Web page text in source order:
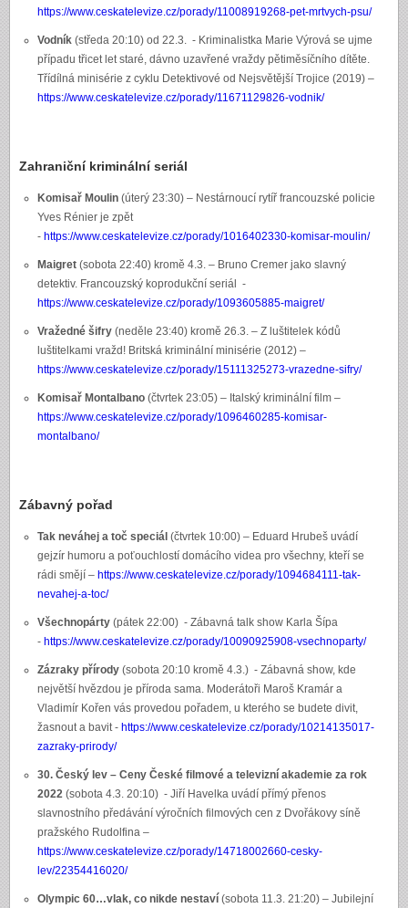
https://www.ceskatelevize.cz/porady/11008919268-pet-mrtvych-psu/
Vodník (středa 20:10) od 22.3. - Kriminalistka Marie Výrová se ujme
případu třicet let staré, dávno uzavřené vraždy pětiměsíčního dítěte.
Třídílná minisérie z cyklu Detektivové od Nejsvětější Trojice (2019) –
https://www.ceskatelevize.cz/porady/11671129826-vodnik/
Zahraniční kriminální seriál
Komisař Moulin (úterý 23:30) – Nestárnoucí rytíř francouzské policie
Yves Rénier je zpět
- https://www.ceskatelevize.cz/porady/1016402330-komisar-moulin/
Maigret (sobota 22:40) kromě 4.3. – Bruno Cremer jako slavný
detektiv. Francouzský koprodukční seriál -
https://www.ceskatelevize.cz/porady/1093605885-maigret/
Vražedné šifry (neděle 23:40) kromě 26.3. – Z luštitelek kódů
luštitelkami vražd! Britská kriminální minisérie (2012) –
https://www.ceskatelevize.cz/porady/15111325273-vrazedne-sifry/
Komisař Montalbano (čtvrtek 23:05) – Italský kriminální film –
https://www.ceskatelevize.cz/porady/1096460285-komisar-
montalbano/
Zábavný pořad
Tak neváhej a toč speciál (čtvrtek 10:00) – Eduard Hrubeš uvádí
gejzír humoru a poťouchlostí domácího videa pro všechny, kteří se
rádi smějí – https://www.ceskatelevize.cz/porady/1094684111-tak-
nevahej-a-toc/
Všechnopárty (pátek 22:00) - Zábavná talk show Karla Šípa
- https://www.ceskatelevize.cz/porady/10090925908-vsechnoparty/
Zázraky přírody (sobota 20:10 kromě 4.3.) - Zábavná show, kde
největší hvězdou je příroda sama. Moderátoři Maroš Kramár a
Vladimír Kořen vás provedou pořadem, u kterého se budete divit,
žasnout a bavit - https://www.ceskatelevize.cz/porady/10214135017-
zazraky-prirody/
30. Český lev – Ceny České filmové a televizní akademie za rok
2022 (sobota 4.3. 20:10) - Jiří Havelka uvádí přímý přenos
slavnostního předávání výročních filmových cen z Dvořákovy síně
pražského Rudolfina –
https://www.ceskatelevize.cz/porady/14718002660-cesky-
lev/22354416020/
Olympic 60…vlak, co nikde nestaví (sobota 11.3. 21:20) – Jubilejní